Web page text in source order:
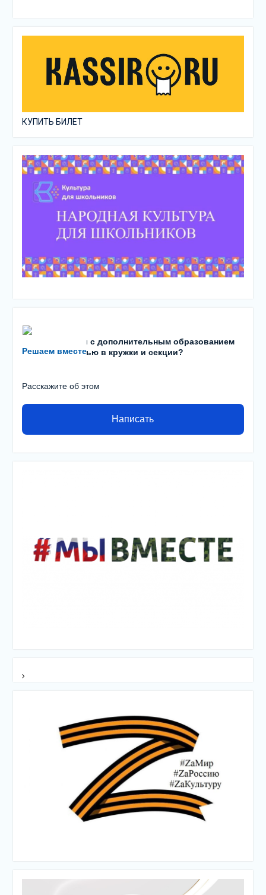
КУПИТЬ БИЛЕТ
Решаем вместе
Есть проблемы с дополнительным образованием
детей? С записью в кружки и секции?
Расскажите об этом
Написать